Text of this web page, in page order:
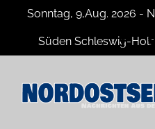
Sonntag, 9,Aug. 2026 -
Süden Schleswig-